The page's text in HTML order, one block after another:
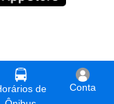
de
Conta